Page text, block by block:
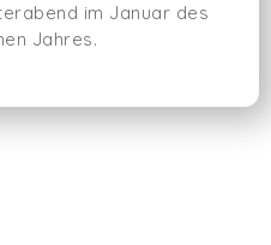
im Januar des
Jahres.